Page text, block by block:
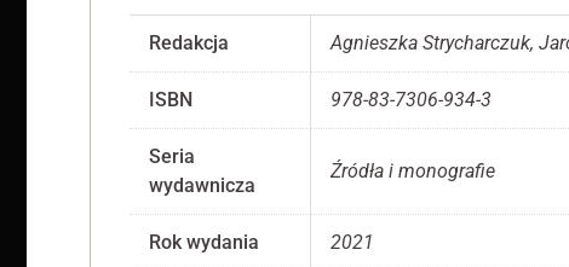
Redakcja Agnieszka Strycharczuk,
ISBN 978-83-7306-934-3
Seria
wydawnicza
Źródła i monografie
Rok wydania 2021
Konieczne
Te pliki cookie
nie są
opcjonalne. Są
one potrzebne